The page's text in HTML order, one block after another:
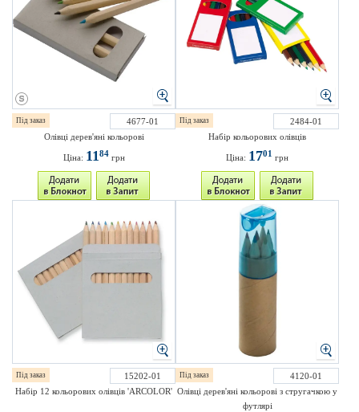
Під заказ
4677-01
Олівці дерев'яні кольорові
Ціна: 1184грн
Під заказ
2484-01
Набір кольорових олівців
Ціна: 1701 грн
Під заказ
15202-01
Набір 12 кольорових олівців 'ARCOLOR'
Під заказ
4120-01
Олівці дерев'яні кольорові з стругачкою у
футлярі